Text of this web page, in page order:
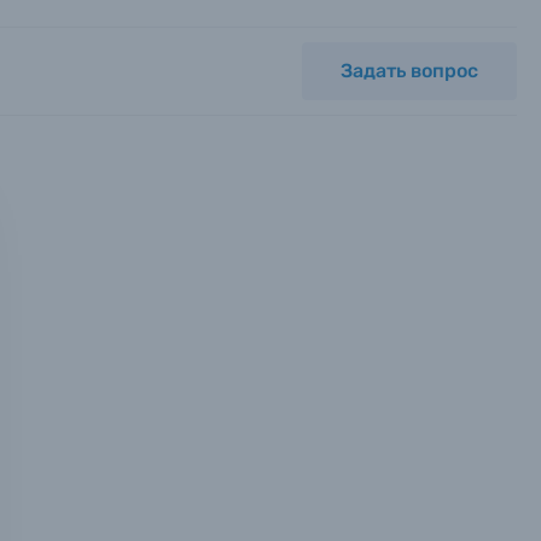
с
Задать вопрос